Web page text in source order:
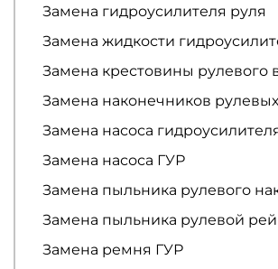
Замена гидроусилителя руля
Замена жидкости
Замена крестовины рулевого
Замена наконечников
Замена насоса
Замена насоса ГУР
Замена пыльника рулевого
Замена пыльника рулевой
Замена ремня ГУР